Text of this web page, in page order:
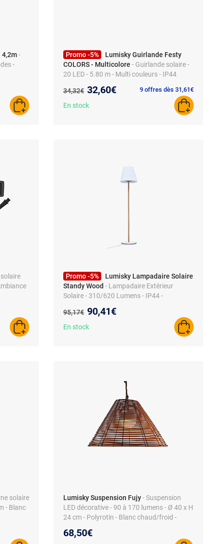
4,2m-
-
AJOUTER AU PANIER
Promo -5%
Lumisky Guirlande Festy
COLORS - Multicolore - Guirlande solaire -
20 LED - 5.80 m - Multi couleurs - IP44
Ancien prix :
34,32€ Nouveau prix :
32,60€ 9 offres dès 31,61€
En stock
AJOUTER
AJOUTER AU PANIER
Promo -5%
Lumisky Lampadaire Solaire
Standy Wood - Lampadaire Extérieur
Solaire - 310/620 Lumens - IP44 -
Ancien prix :
95,17€ Nouveau prix :
90,41€
En stock
AJOUTER
solaire
- Blanc
Lumisky Suspension Fujy- Suspension
LED décorative - 90 à 170 lumens - Ø 40 x H
24 cm - Polyrotin - Blanc chaud/froid -
68,50€